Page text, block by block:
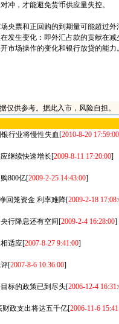
冲，才能避免货币供应量失控。
票和正回购的到期量可能超过外
发生变化：即外汇占款的贡献在
市场操作的变化和银行放贷的能力
仅供参考。据此入市，风险自担。
行业将慢性失血 [2010-8-20 17:59:00
继续快速增长[2009-8-11 17:20:00]
800亿[2009-2-25 14:43:00]
回笼资金 利率难降[2009-2-18
行降息还有空间[2009-2-4 16:28:00]
适应[2007-8-27 9:41:00]
[2007-8-6 10:36:00]
标的政策已到尽头[2006-12-4
政支出将达五千亿[2006-11-6